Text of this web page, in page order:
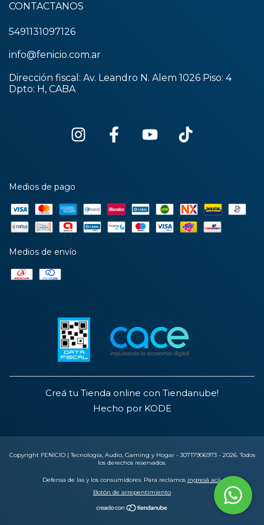
CONTACTANOS
5491131097126
info@fenicio.com.ar
Dirección fiscal: Av. Leandro N. Alem 1026 Piso: 4
Dpto: H, CABA
Medios de pago
Medios de envío
Creá tu Tienda online con Tiendanube!
Hecho por KODE
Copyright FENICIO | Tecnología, Audio, Gaming y Hogar - 30717906973 - 2026. Todos
los derechos reservados.
Defensa de las y los consumidores. Para reclamos ingresá acá.
Botón de arrepentimiento